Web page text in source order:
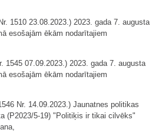
1510 23.08.2023.) 2023. gada 7. augusta
esošajām ēkām nodarītajiem
1545 07.09.2023.) 2023. gada 7. augusta
esošajām ēkām nodarītajiem
Nr. 14.09.2023.) Jaunatnes politikas
(P2023/5-19) "Politiķis ir tikai cilvēks"